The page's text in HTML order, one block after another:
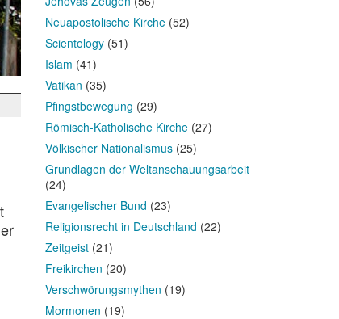
Neuapostolische Kirche(52)
Scientology(51)
Islam (41)
Vatikan (35)
Pfingstbewegung (29)
Römisch-Katholische Kirche(27)
Völkischer Nationalismus(25)
Grundlagen der Weltanschauungsarbeit
(24)
Evangelischer Bund (23)
Religionsrecht in Deutschland (22)
Zeitgeist(21)
Freikirchen (20)
Verschwörungsmythen (19)
Mormonen (19)